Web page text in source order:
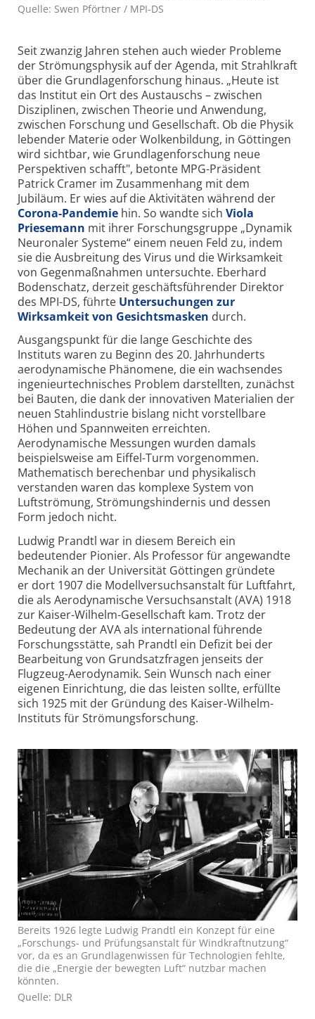
Quelle: Swen Pförtner / MPI-DS
Seit zwanzig Jahren stehen auch wieder Probleme
der Strömungsphysik auf der Agenda, mit Strahlkraft
über die Grundlagenforschung hinaus. „Heute ist
das Institut ein Ort des Austauschs – zwischen
Disziplinen, zwischen Theorie und Anwendung,
zwischen Forschung und Gesellschaft. Ob die Physik
lebender Materie oder Wolkenbildung, in Göttingen
wird sichtbar, wie Grundlagenforschung neue
Perspektiven schafft", betonte MPG-Präsident
Patrick Cramer im Zusammenhang mit dem
Jubiläum. Er wies auf die Aktivitäten während der
Corona-Pandemie hin. So wandte sich Viola
Priesemann mit ihrer Forschungsgruppe „Dynamik
Neuronaler Systeme“ einem neuen Feld zu, indem
sie die Ausbreitung des Virus und die Wirksamkeit
von Gegenmaßnahmen untersuchte. Eberhard
Bodenschatz, derzeit geschäftsführender Direktor
des MPI-DS, führte Untersuchungen zur
Wirksamkeit von Gesichtsmasken durch.
Ausgangspunkt für die lange Geschichte des
Instituts waren zu Beginn des 20. Jahrhunderts
aerodynamische Phänomene, die ein wachsendes
ingenieurtechnisches Problem darstellten, zunächst
bei Bauten, die dank der innovativen Materialien der
neuen Stahlindustrie bislang nicht vorstellbare
Höhen und Spannweiten erreichten.
Aerodynamische Messungen wurden damals
beispielsweise am Eiffel-Turm vorgenommen.
Mathematisch berechenbar und physikalisch
verstanden waren das komplexe System von
Luftströmung, Strömungshindernis und dessen
Form jedoch nicht.
Ludwig Prandtl war in diesem Bereich ein
bedeutender Pionier. Als Professor für angewandte
Mechanik an der Universität Göttingen gründete
er dort 1907 die Modellversuchsanstalt für Luftfahrt,
die als Aerodynamische Versuchsanstalt (AVA) 1918
zur Kaiser-Wilhelm-Gesellschaft kam. Trotz der
Bedeutung der AVA als international führende
Forschungsstätte, sah Prandtl ein Defizit bei der
Bearbeitung von Grundsatzfragen jenseits der
Flugzeug-Aerodynamik. Sein Wunsch nach einer
eigenen Einrichtung, die das leisten sollte, erfüllte
sich 1925 mit der Gründung des Kaiser-Wilhelm-
Instituts für Strömungsforschung.
Bereits 1926 legte Ludwig Prandtl ein Konzept für eine
„Forschungs- und Prüfungsanstalt für Windkraftnutzung“
vor, da es an Grundlagenwissen für Technologien fehlte,
die die „Energie der bewegten Luft“ nutzbar machen
könnten.
Quelle: DLR